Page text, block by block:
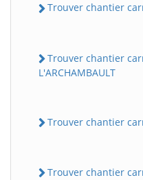
Trouver chantier
Trouver chantier
L'ARCHAMBAULT
Trouver chantier
Trouver chantier